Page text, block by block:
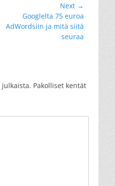
Next →
post:
Googlelta 75 euroa
AdWordsiin ja mitä siitä
seuraa
julkaista. Pakolliset kentät